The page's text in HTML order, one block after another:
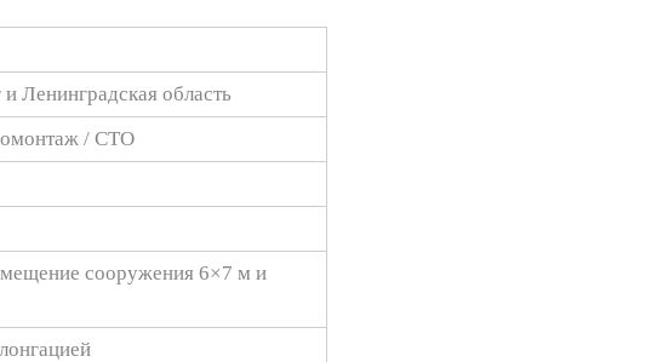
Ленинградская область
/ СТО
сооружения 6×7 м и